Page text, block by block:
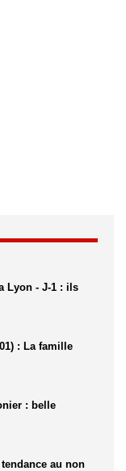
Lyon - J-1 : ils
: La famille
: belle
au non